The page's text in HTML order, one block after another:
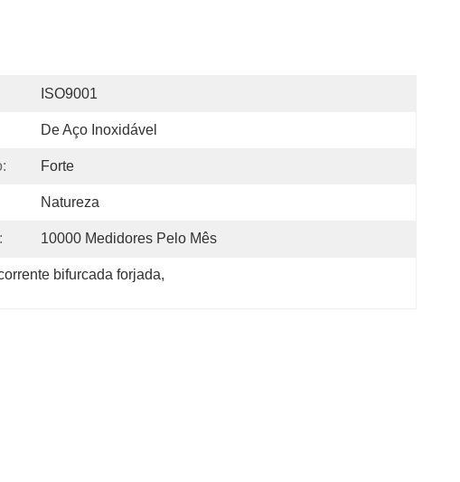
ISO9001
De Aço Inoxidável
Forte
Natureza
10000 Medidores Pelo Mês
bifurcada forjada,